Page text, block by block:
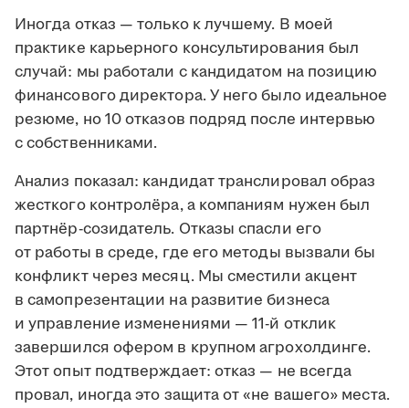
Иногда отказ — только к лучшему. В моей
практике карьерного консультирования был
случай: мы работали с кандидатом на позицию
финансового директора. У него было идеальное
резюме, но 10 отказов подряд после интервью
с собственниками.
Анализ показал: кандидат транслировал образ
жесткого контролёра, а компаниям нужен был
партнёр-созидатель. Отказы спасли его
от работы в среде, где его методы вызвали бы
конфликт через месяц. Мы сместили акцент
в самопрезентации на развитие бизнеса
и управление изменениями — 11-й отклик
завершился офером в крупном агрохолдинге.
Этот опыт подтверждает: отказ — не всегда
провал, иногда это защита от «не вашего» места.